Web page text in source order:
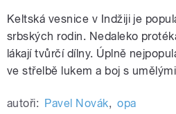
Keltská vesnice v Indžiji je
srbských rodin. Nedaleko
lákají tvůrčí dílny. Úplně
ve střelbě lukem a boj s
autoři: Pavel Novák, opa